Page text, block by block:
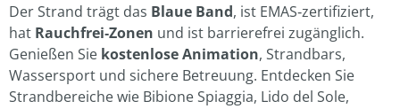
Der Strand trägt das Blaue Band, ist EMAS‑zertifiziert,
hat Rauchfrei‑Zonen und ist barrierefrei zugänglich.
Genießen Sie kostenlose Animation, Strandbars,
Wassersport und sichere Betreuung. Entdecken Sie
Strandbereiche wie Bibione Spiaggia, Lido del Sole,